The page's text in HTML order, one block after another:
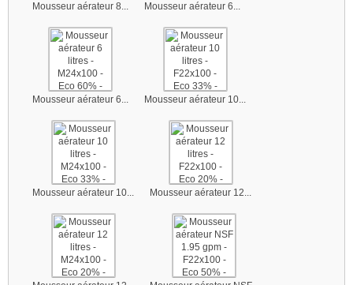
Mousseur aérateur 8... Mousseur aérateur 6...
Mousseur aérateur 6... Mousseur aérateur 10...
Mousseur aérateur 10... Mousseur aérateur 12...